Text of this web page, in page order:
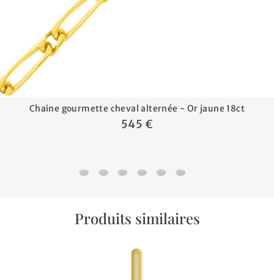
Chaine gourmette cheval alternée - Or jaune 18ct
545 €
Chaine gourmette cheval alternée - Or jaune
Chaine gourmette cheval - Or jaune 18ct
Chaine jaseron - Or jaune 18ct
Chaine serpentine - Or jaune
Chaine forçat - Or jaune
Chaine marine battue
Produits similaires